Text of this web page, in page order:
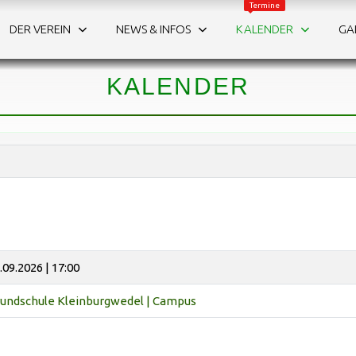
DER VEREIN NEWS & INFOS KALENDER
Termine
Die Termine auf einen Blick.
KALENDER
| 17:00
Kleinburgwedel | Campus